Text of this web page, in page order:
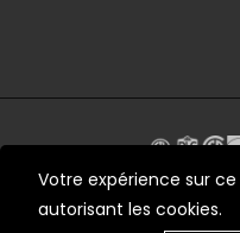
Votre expérience sur
autorisant les cookies.